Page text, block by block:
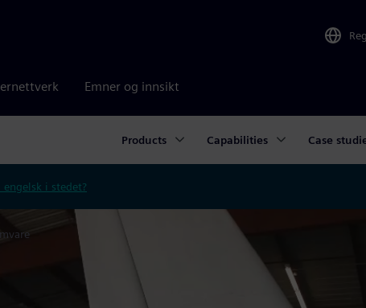
Emner og innsikt
Products Capabilities Case
engelsk i stedet?